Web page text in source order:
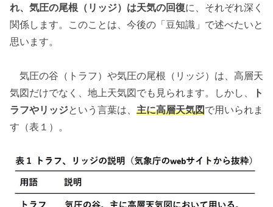
れ、気圧の尾根（リッジ）は天気の回復に、それぞれ深く
関係します。このことは、今後の「豆知識」で述べたいと
思います。
気圧の谷（トラフ）や気圧の尾根（リッジ）は、高層天
気図だけでなく、地上天気図でも見られます。しかし、
ト
ラフやリッジという言葉は、 主に高層天気図で用いられま
す（表１）。